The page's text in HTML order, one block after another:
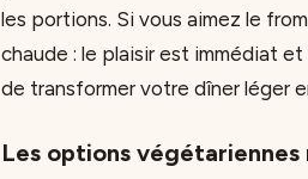
les portions. Si vous aimez le
chaude : le plaisir est immédiat
de transformer votre dîner léger
Les options